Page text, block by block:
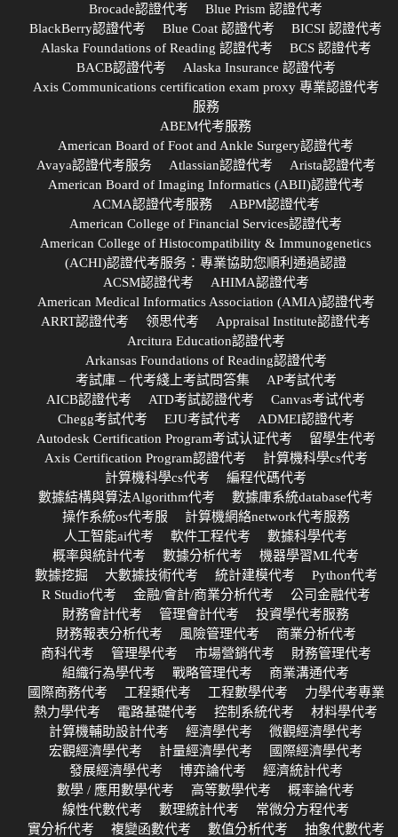
Brocade認證代考
Blue Prism 認證代考
BlackBerry認證代考
Blue Coat 認證代考
BICSI 認證代考
Alaska Foundations of Reading 認證代考
BCS 認證代考
BACB認證代考
Alaska Insurance 認證代考
Axis Communications certification exam proxy 專業認證代考
服務
ABEM代考服務
American Board of Foot and Ankle Surgery認證代考
Avaya認證代考服务
Atlassian認證代考
Arista認證代考
American Board of Imaging Informatics (ABII)認證代考
ACMA認證代考服務
ABPM認證代考
American College of Financial Services認證代考
American College of Histocompatibility & Immunogenetics
(ACHI)認證代考服务：專業協助您順利通過認證
ACSM認證代考
AHIMA認證代考
American Medical Informatics Association (AMIA)認證代考
ARRT認證代考
领思代考
Appraisal Institute認證代考
Arcitura Education認證代考
Arkansas Foundations of Reading認證代考
考試庫 – 代考綫上考試問答集
AP考試代考
AICB認證代考
ATD考試認證代考
Canvas考试代考
Chegg考試代考
EJU考試代考
ADMEI認證代考
Autodesk Certification Program考试认证代考
留學生代考
Axis Certification Program認證代考
計算機科學cs代考
計算機科學cs代考
編程代碼代考
數據結構與算法Algorithm代考
數據庫系統database代考
操作系統os代考服
計算機網絡network代考服務
人工智能ai代考
軟件工程代考
數據科學代考
概率與統計代考
數據分析代考
機器學習ML代考
數據挖掘
大數據技術代考 統計建模代考
Python代考
R Studio代考
金融/會計/商業分析代考
公司金融代考
財務會計代考
管理會計代考
投資學代考服務
財務報表分析代考
風險管理代考
商業分析代考
商科代考
管理學代考 市場營銷代考
財務管理代考
組織行為學代考
戰略管理代考
商業溝通代考
國際商務代考
工程類代考 工程數學代考
力學代考專業
熱力學代考
電路基礎代考 控制系統代考
材料學代考
計算機輔助設計代考
經濟學代考
微觀經濟學代考
宏觀經濟學代考
計量經濟學代考
國際經濟學代考
發展經濟學代考
博弈論代考
經濟統計代考
數學 / 應用數學代考
高等數學代考
概率論代考
線性代數代考
數理統計代考
常微分方程代考
實分析代考
複變函數代考 數值分析代考 抽象代數代考